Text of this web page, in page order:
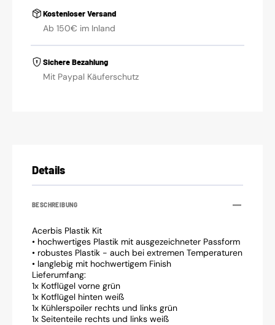
Details
BESCHREIBUNG
Acerbis Plastik Kit
• hochwertiges Plastik mit ausgezeichneter Passform
• robustes Plastik - auch bei extremen Temperaturen
• langlebig mit hochwertigem Finish
Lieferumfang:
1x Kotflügel vorne grün
1x Kotflügel hinten weiß
1x Kühlerspoiler rechts und links grün
1x Seitenteile rechts und links weiß
Kostenloser Versand
Ab 150€ im Inland
Sichere Bezahlung
Mit Paypal Käuferschutz